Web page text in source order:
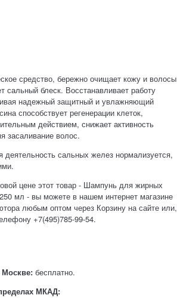
средство, бережно очищает кожу и волосы
сальный блеск. Восстанавливает работу
надежный защитный и увлажняющий
способствует регенерации клеток,
действием, снижает активность
засаливание волос.
деятельность сальных желез нормализуется,
цене этот товар - Шампунь для жирных
мл - вы можете в нашем интернет магазине
любым оптом через Корзину на сайте или,
+7(495)785-99-54.
бесплатно.
МКАД: